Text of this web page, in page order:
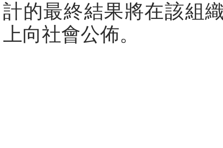
計的最終結果將在該組
上向社會公佈。